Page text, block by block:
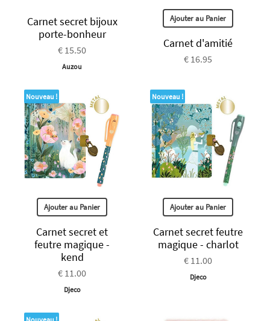
Carnet secret bijoux
porte-bonheur
€ 15.50
Auzou
Ajouter au Panier
Carnet d'amitié
€ 16.95
Nouveau !
Ajouter au Panier
Carnet secret et
feutre magique -
kend
€ 11.00
Djeco
Nouveau !
Ajouter au Panier
Carnet secret feutre
magique - charlot
€ 11.00
Djeco